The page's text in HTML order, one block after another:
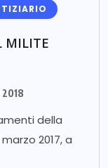
MILITE
2018
della
2017, a